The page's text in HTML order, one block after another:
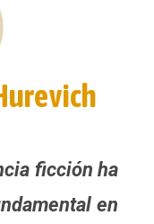
ficción ha
en